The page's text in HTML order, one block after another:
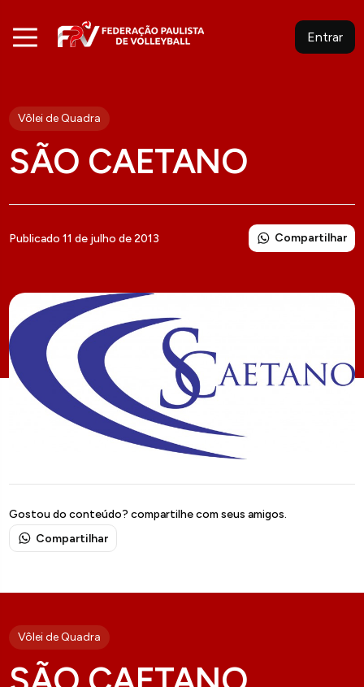
Entrar
Vôlei de Quadra
SÃO CAETANO
Publicado 11 de julho de 2013 Compartilhar
Gostou do conteúdo? compartilhe com seus amigos.
Compartilhar
Vôlei de Quadra